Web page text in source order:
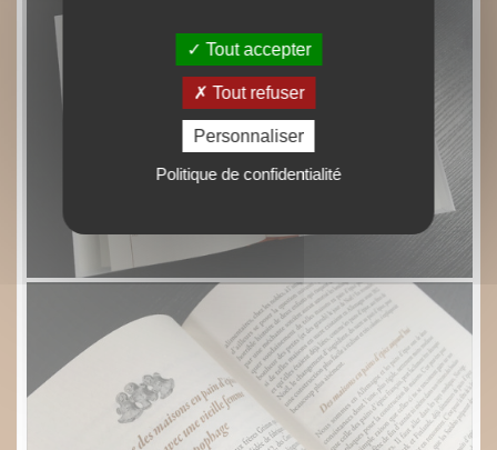
Tout accepter
Tout refuser
Personnaliser
Politique de confidentialité